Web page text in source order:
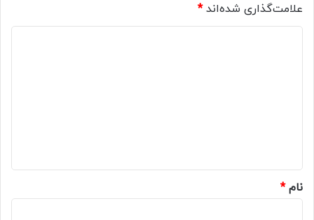
علامت‌گذاری شده‌اند*
نام*